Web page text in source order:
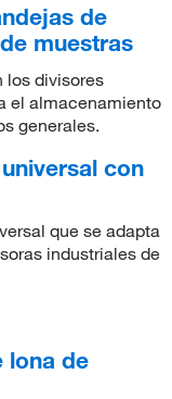
de
muestras
los divisores
el almacenamiento
generales.
con
que se adapta
industriales de
lona de